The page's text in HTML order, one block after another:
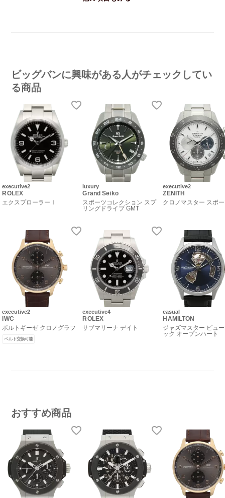
ビッグバンに興味がある人がチェックしてい
る商品
executive2
ROLEX
エクスプローラーⅠ
executive2
IWC
ポルトギーゼ クロノグラフ
ベルト交換可能
luxury
Grand Seiko
スポーツコレクション スプ
リングドライブ GMT
executive4
ROLEX
サブマリーナ デイト
executive2
ZENITH
クロノマスター スポ
casual
HAMILTON
ジャズマスター ビュ
ック オープンハート
おすすめ商品